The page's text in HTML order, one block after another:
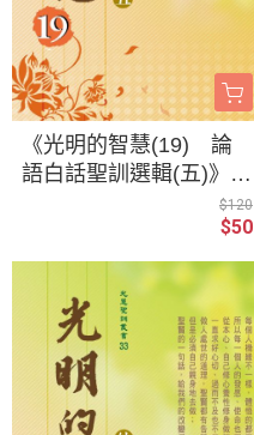
《光明的智慧(19) 論
語白話聖訓選輯(五)》/
$120
$50